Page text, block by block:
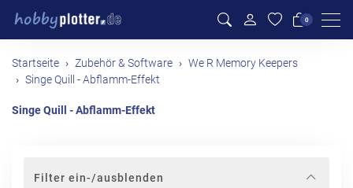
0
Startseite Zubehör & Software
We R Memory Keepers
Singe Quill - Abflamm-Effekt
Singe Quill - Abflamm-Effekt
Filter ein-/ausblenden